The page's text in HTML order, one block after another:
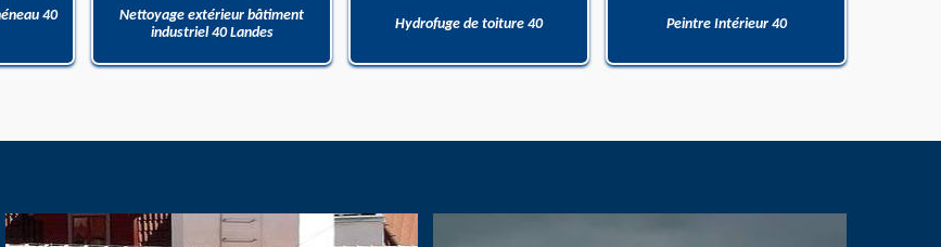
40
Nettoyage extérieur bâtiment
industriel 40 Landes
Hydrofuge de toiture 40 Peintre Intérieur 40